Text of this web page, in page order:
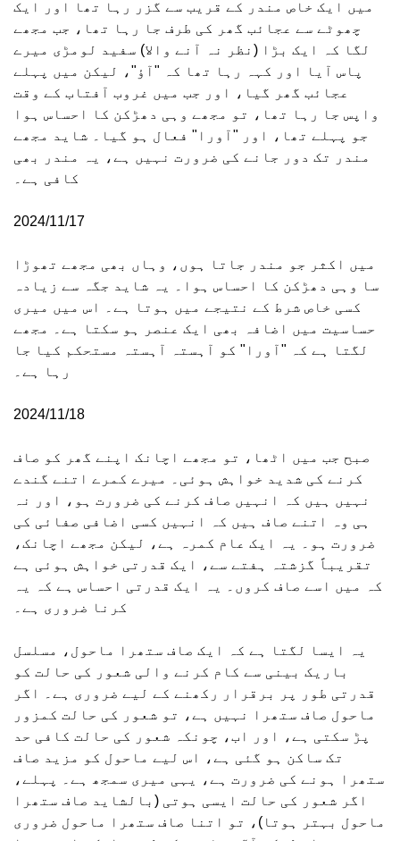
میں ایک خاص مندر کے قریب سے گزر رہا تھا اور ایک
چھوٹے سے عجائب گھر کی طرف جا رہا تھا، جب مجھے
لگا کہ ایک بڑا (نظر نہ آنے والا) سفید لومڑی میرے
پاس آیا اور کہہ رہا تھا کہ "آؤ"، لیکن میں پہلے
عجائب گھر گیا، اور جب میں غروب آفتاب کے وقت
واپس جا رہا تھا، تو مجھے وہی دھڑکن کا احساس ہوا
جو پہلے تھا، اور "آورا" فعال ہو گیا۔ شاید مجھے
مندر تک دور جانے کی ضرورت نہیں ہے، یہ مندر بھی
کافی ہے۔
2024/11/17
میں اکثر جو مندر جاتا ہوں، وہاں بھی مجھے تھوڑا
سا وہی دھڑکن کا احساس ہوا۔ یہ شاید جگہ سے زیادہ
کسی خاص شرط کے نتیجے میں ہوتا ہے۔ اس میں میری
حساسیت میں اضافہ بھی ایک عنصر ہو سکتا ہے۔ مجھے
لگتا ہے کہ "آورا" کو آہستہ آہستہ مستحکم کیا جا
رہا ہے۔
2024/11/18
صبح جب میں اٹھا، تو مجھے اچانک اپنے گھر کو صاف
کرنے کی شدید خواہش ہوئی۔ میرے کمرے اتنے گندے
نہیں ہیں کہ انہیں صاف کرنے کی ضرورت ہو، اور نہ
ہی وہ اتنے صاف ہیں کہ انہیں کسی اضافی صفائی کی
ضرورت ہو۔ یہ ایک عام کمرہ ہے، لیکن مجھے اچانک،
تقریباً گزشتہ ہفتے سے، ایک قدرتی خواہش ہوئی ہے
کہ میں اسے صاف کروں۔ یہ ایک قدرتی احساس ہے کہ یہ
کرنا ضروری ہے۔
یہ ایسا لگتا ہے کہ ایک صاف ستھرا ماحول، مسلسل
باریک بینی سے کام کرنے والی شعور کی حالت کو
قدرتی طور پر برقرار رکھنے کے لیے ضروری ہے۔ اگر
ماحول صاف ستھرا نہیں ہے، تو شعور کی حالت کمزور
پڑ سکتی ہے، اور اب، چونکہ شعور کی حالت کافی حد
تک ساکن ہو گئی ہے، اس لیے ماحول کو مزید صاف
ستھرا ہونے کی ضرورت ہے، یہی میری سمجھ ہے۔ پہلے،
اگر شعور کی حالت ایسی ہوتی (بالشاید صاف ستھرا
ماحول بہتر ہوتا)، تو اتنا صاف ستھرا ماحول ضروری